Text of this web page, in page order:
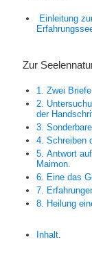
Einleitung
Zur
1. Zwei
2.
der
3.
4. Schreiben
5. Antwort
Maimon.
6. Eine das
7.
8. Heilung
Inhalt.